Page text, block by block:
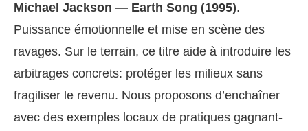
Michael Jackson — Earth Song (1995).
Puissance émotionnelle et mise en scène des
ravages. Sur le terrain, ce titre aide à introduire les
arbitrages concrets: protéger les milieux sans
fragiliser le revenu. Nous proposons d’enchaîner
avec des exemples locaux de pratiques gagnant-